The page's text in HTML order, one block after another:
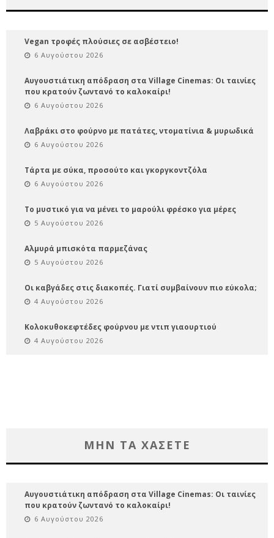
Vegan τροφές πλούσιες σε ασβέστειο!
6 Αυγούστου 2026
Αυγουστιάτικη απόδραση στα Village Cinemas: Οι ταινίες
που κρατούν ζωντανό το καλοκαίρι!
6 Αυγούστου 2026
Λαβράκι στο φούρνο με πατάτες, ντοματίνια & μυρωδικά
6 Αυγούστου 2026
Τάρτα με σύκα, προσούτο και γκοργκοντζόλα
6 Αυγούστου 2026
Το μυστικό για να μένει το μαρούλι φρέσκο για μέρες
5 Αυγούστου 2026
Αλμυρά μπισκότα παρμεζάνας
5 Αυγούστου 2026
Οι καβγάδες στις διακοπές. Γιατί συμβαίνουν πιο εύκολα;
4 Αυγούστου 2026
Κολοκυθοκεφτέδες φούρνου με ντιπ γιαουρτιού
4 Αυγούστου 2026
ΜΗΝ ΤΑ ΧΑΣΕΤΕ
Αυγουστιάτικη απόδραση στα Village Cinemas: Οι ταινίες
που κρατούν ζωντανό το καλοκαίρι!
6 Αυγούστου 2026